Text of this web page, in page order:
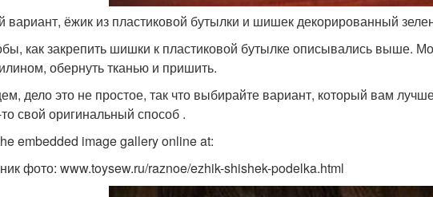
вариант, ёжик из пластиковой бутылки и шишек декорированный
как закрепить шишки к пластиковой бутылке описывались выше.
обернуть тканью и пришить.
дело это не простое, так что выбирайте вариант, который вам
свой оригинальный способ .
embedded image gallery online at:
фото: www.toysew.ru/raznoe/ezhik-shishek-podelka.html